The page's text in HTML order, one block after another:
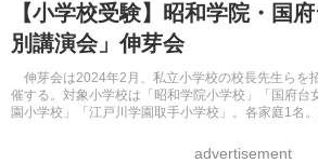
8月開催イベント・WS 全国公立高校 過去問 人
自由研究教材（小学生向け）
【小学校受験】昭和学院・国
別講演会」伸芽会
伸芽会は2024年2月、私立小学校の校長先生らを
催する。対象小学校は「昭和学院小学校」「国府台
園小学校」「江戸川学園取手小学校」。各家庭1名
advertisement